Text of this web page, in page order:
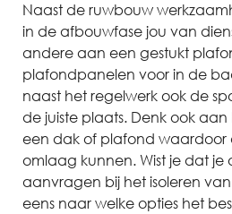
Naast de ruwbouw
in de afbouwfase jou van
andere aan een gestukt
plafondpanelen voor in de
naast het regelwerk ook de
de juiste plaats. Denk ook
een dak of plafond waardoor
omlaag kunnen. Wist je dat je
aanvragen bij het isoleren
eens naar welke opties het